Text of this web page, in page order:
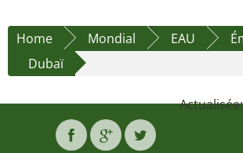
Home Mondial EAU
Dubaï